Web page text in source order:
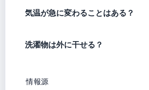
気温が急に変わることはある？
洗濯物は外に干せる？
情報源